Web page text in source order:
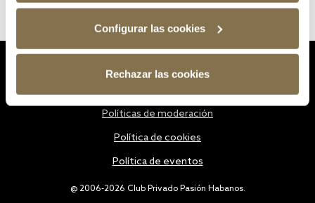
Configurar las cookies
Rechazar las cookies
@ 2006-2026 Club Privado Pasión Habanos.
Políticas de moderación
Política de cookies
Política de eventos